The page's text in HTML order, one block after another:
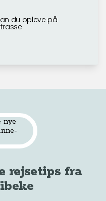
du opleve på
rejsetips fra